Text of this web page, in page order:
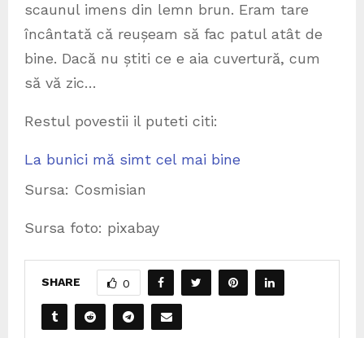
scaunul imens din lemn brun. Eram tare
încântată că reușeam să fac patul atât de
bine. Dacă nu știti ce e aia cuvertură, cum
să vă zic…
Restul povestii il puteti citi:
La bunici mă simt cel mai bine
Sursa: Cosmisian
Sursa foto: pixabay
SHARE 0